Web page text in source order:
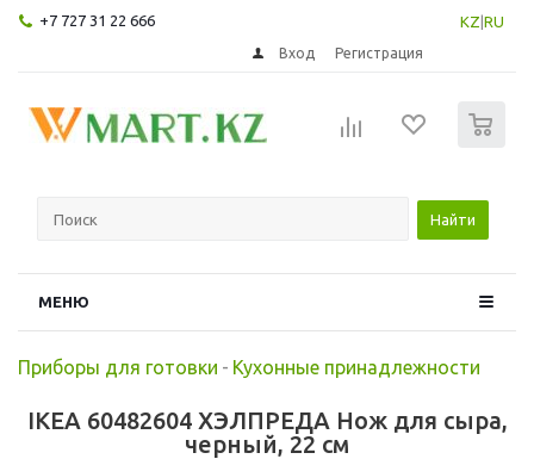
+7 727 31 22 666 KZ RU
Вход Регистрация
Найти
МЕНЮ
Приборы для готовки - Кухонные принадлежности
IKEA 60482604 ХЭЛПРЕДА Нож для сыра,
черный, 22 см